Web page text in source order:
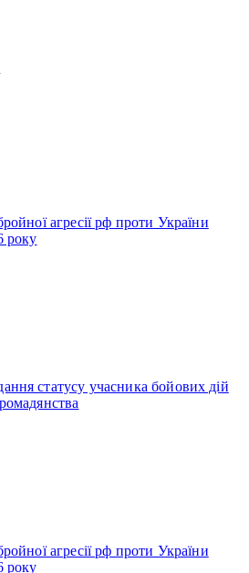
агресії рф проти України
року
статусу учасника бойових дій
агресії рф проти України
року